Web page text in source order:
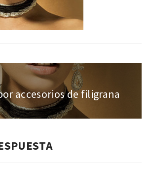
accesorios de filigrana